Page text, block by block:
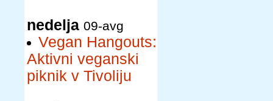
nedelja 09-avg
Vegan Hangouts:
Aktivni veganski
piknik v Tivoliju